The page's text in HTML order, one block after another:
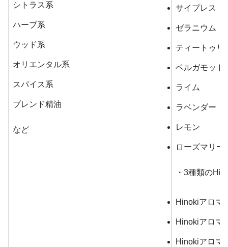
シトラス系
ハーブ系
ウッド系
オリエンタル系
スパイス系
ブレンド精油
など
サイプレス
ゼラニウム
ティートゥリ
ベルガモット
ライム
ラベンダー・
レモン
ローズマリー
・3種類の
Hinokiアロマ
Hinokiアロマ
Hinokiアロマ